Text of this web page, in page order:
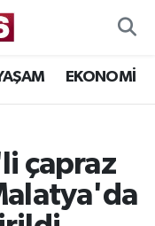
EKONOMİ
çapraz
Durumu ve Fikstür